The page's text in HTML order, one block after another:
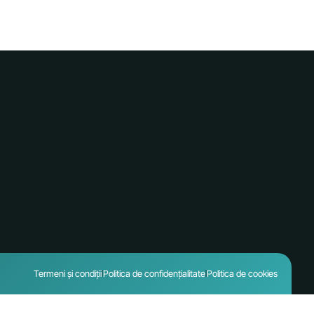
Termeni și condițiiPolitica de confidențialitatePolitica de cookies